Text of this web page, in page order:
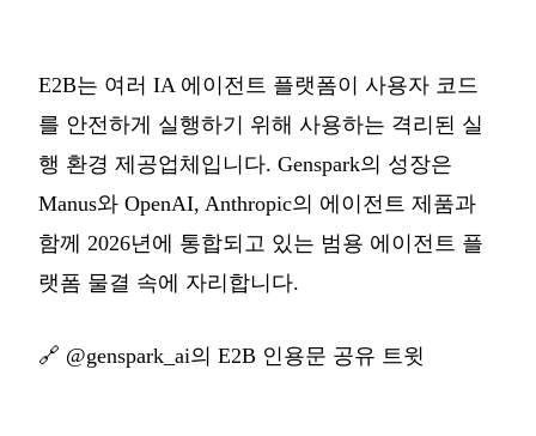
E2B는 여러 IA 에이전트 플랫폼이 사용자 코드
를 안전하게 실행하기 위해 사용하는 격리된 실
행 환경 제공업체입니다. Genspark의 성장은
Manus와 OpenAI, Anthropic의 에이전트 제품과
함께 2026년에 통합되고 있는 범용 에이전트 플
랫폼 물결 속에 자리합니다.
🔗 @genspark_ai의 E2B 인용문 공유 트윗